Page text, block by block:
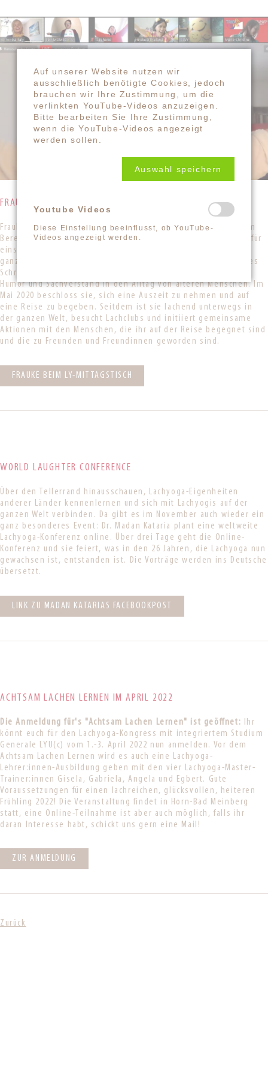
FRAUKE FEILBACH
Frauke Feilbach ist engagierte Lachyogini, die mit viel Herz im
Bereich "Lachen mit Senior:innen" unterwegs ist, und sich dafür
einsetzt, Lachen, Singen und Spielen dort zu verbreiten. Als
ganzheitliche Gedächtnistrainerin, mit Konzepten für Kreatives
Schreiben und Erzählen - und mit Lachyoga - bringt sie Herz,
Humor und Sachverstand in den Alltag von älteren Menschen. Im
Mai 2020 beschloss sie, sich eine Auszeit zu nehmen und auf
eine Reise zu begeben. Seitdem ist sie lachend unterwegs in
der ganzen Welt, besucht Lachclubs und initiiert gemeinsame
Aktionen mit den Menschen, die ihr auf der Reise begegnet sind
und die zu Freunden und Freundinnen geworden sind.
FRAUKE BEIM LY-MITTAGSTISCH
WORLD LAUGHTER CONFERENCE
Über den Tellerrand hinausschauen, Lachyoga-Eigenheiten
anderer Länder kennenlernen und sich mit Lachyogis auf der
ganzen Welt verbinden. Da gibt es im November auch wieder ein
ganz besonderes Event: Dr. Madan Kataria plant eine weltweite
Lachyoga-Konferenz online. Über drei Tage geht die Online-
Konferenz und sie feiert, was in den 26 Jahren, die Lachyoga nun
gewachsen ist, entstanden ist. Die Vorträge werden ins Deutsche
übersetzt.
LINK ZU MADAN KATARIAS FACEBOOKPOST
ACHTSAM LACHEN LERNEN IM APRIL 2022
Die Anmeldung für's "Achtsam Lachen Lernen" ist geöffnet:
Ihr
könnt euch für den Lachyoga-Kongress mit integriertem Studium
Generale LYU(c) vom 1.-3. April 2022 nun anmelden. Vor dem
Achtsam Lachen Lernen wird es auch eine Lachyoga-
Lehrer:innen-Ausbildung geben mit den vier Lachyoga-Master-
Trainer:innen Gisela, Gabriela, Angela und Egbert. Gute
Voraussetzungen für einen lachreichen, glücksvollen, heiteren
Frühling 2022! Die Veranstaltung findet in Horn-Bad Meinberg
statt, eine Online-Teilnahme ist aber auch möglich, falls ihr
daran Interesse habt, schickt uns gern eine Mail!
ZUR ANMELDUNG
Zurück
Auf unserer Website nutzen wir
ausschließlich benötigte Cookies, jedoch
brauchen wir Ihre Zustimmung, um die
verlinkten YouTube-Videos anzuzeigen.
Bitte bearbeiten Sie Ihre Zustimmung,
wenn die YouTube-Videos angezeigt
werden sollen.
Auswahl speichern
Youtube Videos
Diese Einstellung beeinflusst, ob YouTube-
Videos angezeigt werden.